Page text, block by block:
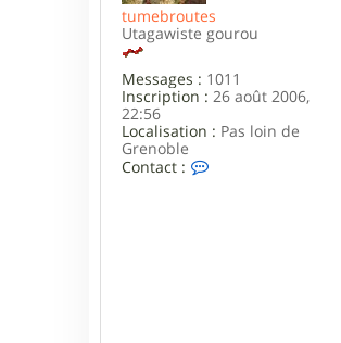
tumebroutes
Utagawiste gourou
Messages : 1011
Inscription : 26 août 2006,
22:56
Localisation : Pas loin de
Grenoble
Contact :